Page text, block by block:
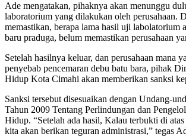
Ade mengatakan, pihaknya akan menunggu
laboratorium yang dilakukan oleh perusahaan.
memastikan, berapa lama hasil uji labolatorium
baru praduga, belum memastikan perusahaan
Setelah hasilnya keluar, dan perusahaan mana
penyebab pencemaran debu batu bara, pihak
Hidup Kota Cimahi akan memberikan sanksi
Sanksi tersebut disesuaikan dengan Undang-
Tahun 2009 Tentang Perlindungan dan
Hidup. “Setelah ada hasil, Kalau terbukti di
kita akan berikan teguran administrasi,” tegas